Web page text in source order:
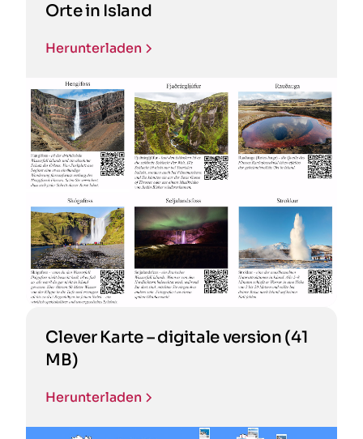
Orte in Island
Herunterladen
Clever Karte – digitale version (41
MB)
Herunterladen